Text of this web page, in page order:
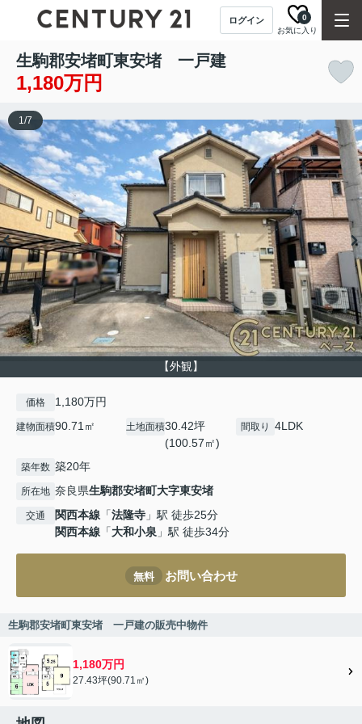
ログイン
お気に入り
0
生駒郡安堵町東安堵 一戸建
1,180万円
【外観】
1/7
価格 1,180万円
建物面積90.71㎡ 土地面積30.42坪
(100.57㎡)
間取り 4LDK
築年数 築20年
所在地 奈良県生駒郡安堵町大字東安堵
交通 関西本線 「法隆寺 」駅 徒歩25分
関西本線 「大和小泉 」駅 徒歩34分
無料 お問い合わせ
生駒郡安堵町東安堵 一戸建の販売中物件
1,180万円
27.43坪(90.71㎡)